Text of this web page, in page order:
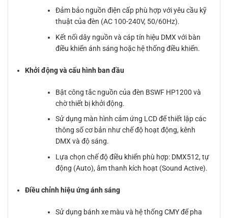
Đảm bảo nguồn điện cấp phù hợp với yêu cầu kỹ
thuật của đèn (AC 100-240V, 50/60Hz).
Kết nối dây nguồn và cáp tín hiệu DMX với bàn
điều khiển ánh sáng hoặc hệ thống điều khiển.
Khởi động và cấu hình ban đầu
Bật công tắc nguồn của đèn BSWF HP1200 và
chờ thiết bị khởi động.
Sử dụng màn hình cảm ứng LCD để thiết lập các
thông số cơ bản như chế độ hoạt động, kênh
DMX và độ sáng.
Lựa chọn chế độ điều khiển phù hợp: DMX512, tự
động (Auto), âm thanh kích hoạt (Sound Active).
Điều chỉnh hiệu ứng ánh sáng
Sử dụng bánh xe màu và hệ thống CMY để pha